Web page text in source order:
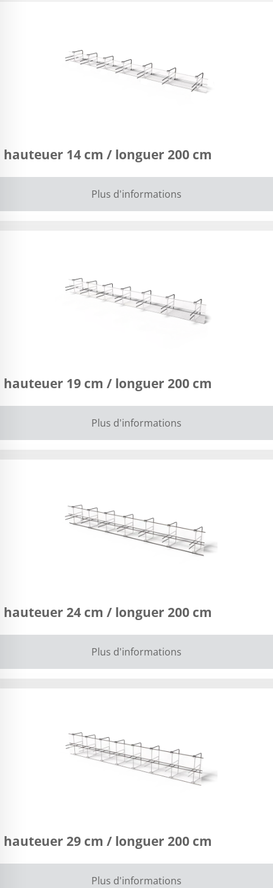
14 cm / longuer 200 cm
Plus d'informations
19 cm / longuer 200 cm
Plus d'informations
24 cm / longuer 200 cm
Plus d'informations
29 cm / longuer 200 cm
Plus d'informations